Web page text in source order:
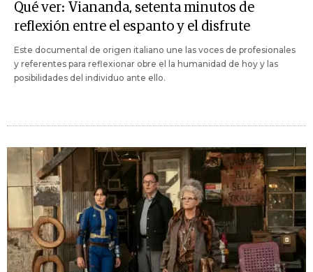
Qué ver: Viananda, setenta minutos de
reflexión entre el espanto y el disfrute
Este documental de origen italiano une las voces de profesionales
y referentes para reflexionar obre el la humanidad de hoy y las
posibilidades del individuo ante ello.